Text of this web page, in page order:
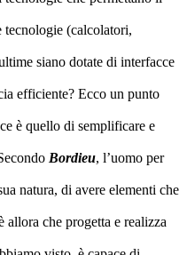
(calcolatori,
siano dotate di interfacce
efficiente? Ecco un punto
è quello di semplificare e
Bordieu, l’uomo per
natura, di avere elementi che
che progetta e realizza